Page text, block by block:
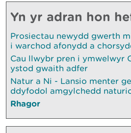
Yn yr adran hon
Prosiectau newydd gwerth
i warchod afonydd a
Cau llwybr pren i ymwelwyr
ystod gwaith adfer
Natur a Ni - Lansio menter
ddyfodol amgylchedd
Rhagor